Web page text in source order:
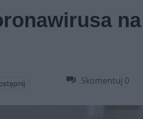
na
Skomentuj 0